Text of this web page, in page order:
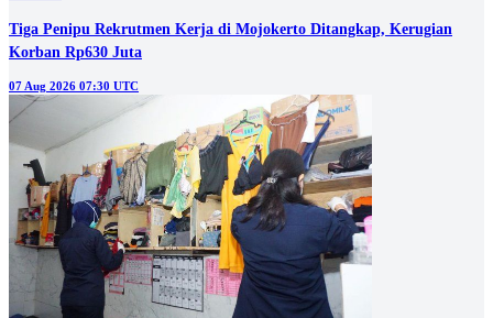
Tiga Penipu Rekrutmen Kerja di Mojokerto Ditangkap, Kerugian
Korban Rp630 Juta
07 Aug 2026 07:30 UTC